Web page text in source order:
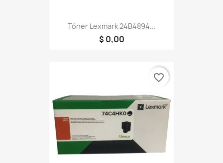
Tóner Lexmark 24B4894...
$ 0,00
favorite_border